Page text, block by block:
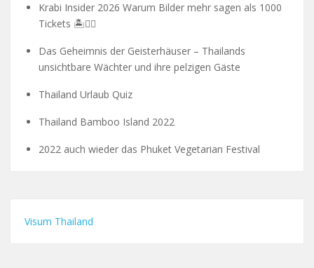
Krabi Insider 2026 Warum Bilder mehr sagen als 1000
Tickets 🏝️🧗‍♂️
Das Geheimnis der Geisterhäuser – Thailands
unsichtbare Wächter und ihre pelzigen Gäste
Thailand Urlaub Quiz
Thailand Bamboo Island 2022
2022 auch wieder das Phuket Vegetarian Festival
Visum Thailand